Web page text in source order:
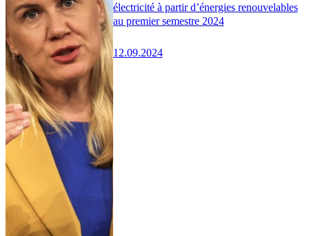
électricité à partir d’énergies renouvelables
au premier semestre 2024
12.09.2024